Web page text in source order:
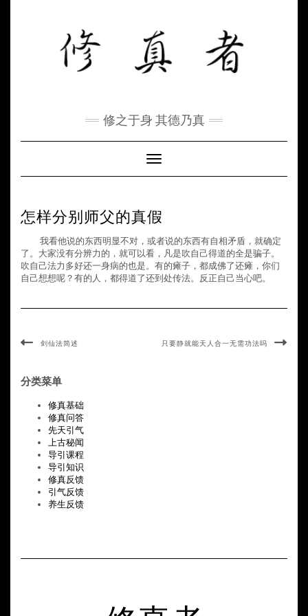
修之于身 其德乃真
Toggle Navigation
怎样分别师父的真假
我看他说的东西明显不对，或者说的东西有自相矛盾，就确定
了。大家没有分辨力的，就可以看，凡是吹自己得道的全是骗子。
吹自己法力多好还一身病的也是。有的瘫子，都成佛了还瘫，你们
自己想想呢？有的人，都得道了还到处传法。反正自己当心吧。
剑仙法简述 只要静就能天人合一无需功法吗
分类菜单
修真基础
修真问答
先天引气
上古秘闻
导引课程
导引知识
修真反馈
引气反馈
养生反馈